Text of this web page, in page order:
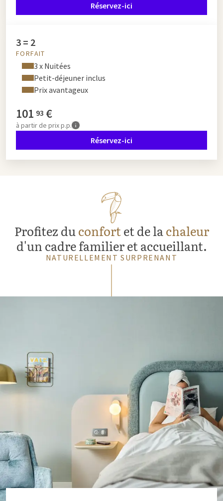
Réservez-ici
3 = 2
FORFAIT
3 x Nuitées
Petit-déjeuner inclus
Prix avantageux
101 93 €
à partir de prix p.p.
Réservez-ici
Profitez duconfortet de lachaleur
d'un cadre familier et accueillant.
NATURELLEMENT SURPRENANT